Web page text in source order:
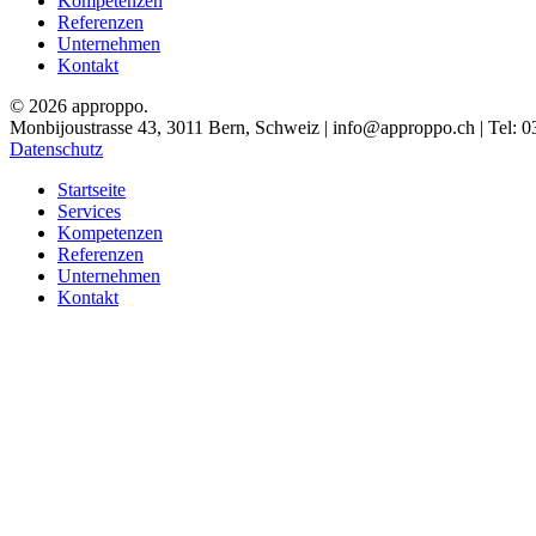
Referenzen
Unternehmen
Kontakt
© 2026 approppo.
Monbijoustrasse 43, 3011 Bern, Schweiz | info@approppo.ch | Tel:
Datenschutz
Close
Menu
Startseite
Services
Kompetenzen
Referenzen
Unternehmen
Kontakt